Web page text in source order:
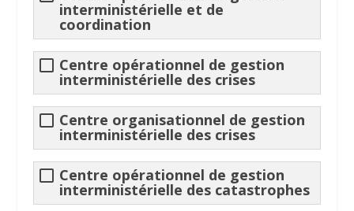
interministérielle et de
coordination
Centre opérationnel de gestion
interministérielle des crises
Centre organisationnel de gestion
interministérielle des crises
Centre opérationnel de gestion
interministérielle des catastrophes